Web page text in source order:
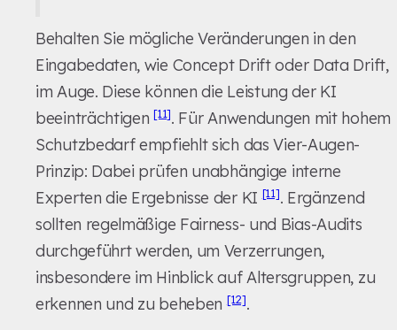
Behalten Sie mögliche Veränderungen in den
Eingabedaten, wie Concept Drift oder Data Drift,
im Auge. Diese können die Leistung der KI
beeinträchtigen[11]. Für Anwendungen mit hohem
Schutzbedarf empfiehlt sich das Vier-Augen-
Prinzip: Dabei prüfen unabhängige interne
Experten die Ergebnisse der KI[11]. Ergänzend
sollten regelmäßige Fairness- und Bias-Audits
durchgeführt werden, um Verzerrungen,
insbesondere im Hinblick auf Altersgruppen, zu
erkennen und zu beheben[12].